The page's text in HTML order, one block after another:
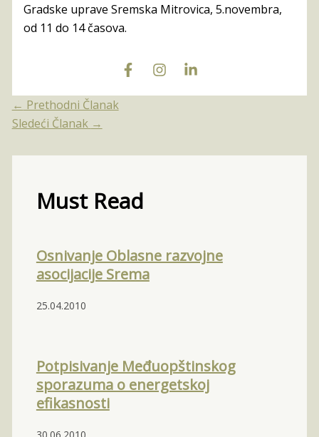
Gradske uprave Sremska Mitrovica, 5.novembra,
od 11 do 14 časova.
← Prethodni Članak
Sledeći Članak →
Must Read
Osnivanje Oblasne razvojne
asocijacije Srema
25.04.2010
Potpisivanje Međuopštinskog
sporazuma o energetskoj
efikasnosti
30.06.2010